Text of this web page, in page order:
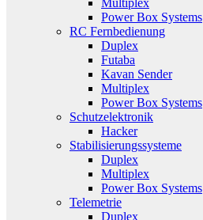
Multiplex
Power Box Systems
RC Fernbedienung
Duplex
Futaba
Kavan Sender
Multiplex
Power Box Systems
Schutzelektronik
Hacker
Stabilisierungssysteme
Duplex
Multiplex
Power Box Systems
Telemetrie
Duplex